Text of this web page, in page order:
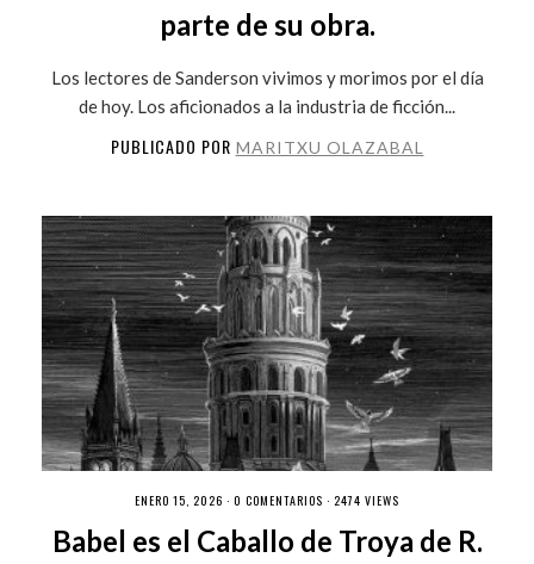
parte de su obra.
Los lectores de Sanderson vivimos y morimos por el día
de hoy. Los aficionados a la industria de ficción...
PUBLICADO POR MARITXU OLAZABAL
ENERO 15, 2026 · 0 COMENTARIOS · 2474 VIEWS
Babel es el Caballo de Troya de R.